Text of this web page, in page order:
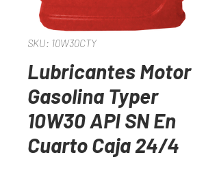
SKU: 10W30CTY
Lubricantes Motor
Gasolina Typer
10W30 API SN En
Cuarto Caja 24/4